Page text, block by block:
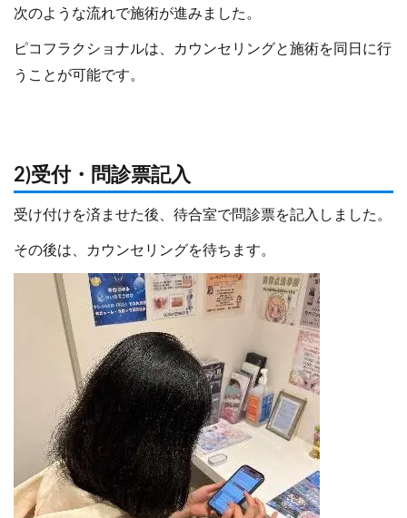
次のような流れで施術が進みました。
ピコフラクショナルは、カウンセリングと施術を同日に行
うことが可能です。
2)受付・問診票記入
受け付けを済ませた後、待合室で問診票を記入しました。
その後は、カウンセリングを待ちます。